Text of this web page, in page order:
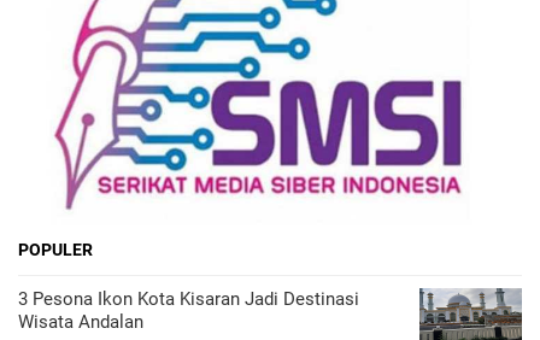
POPULER
3 Pesona Ikon Kota Kisaran Jadi Destinasi
Wisata Andalan